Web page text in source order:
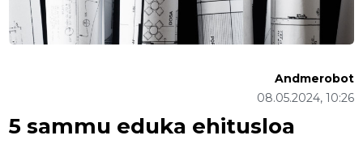
5 sammu eduka ehitusloa
08.05.2024, 10:26
Andmerobot